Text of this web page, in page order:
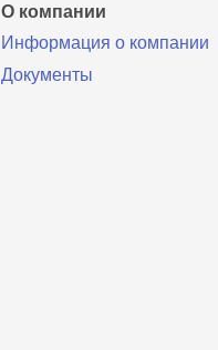
О компании
Информация о компании
Документы